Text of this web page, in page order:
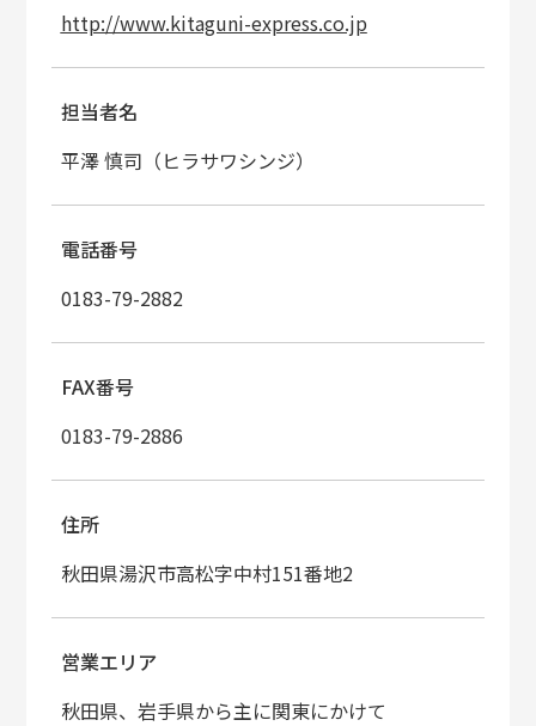
http://www.kitaguni-express.co.jp
担当者名
平澤 慎司（ヒラサワシンジ）
電話番号
0183-79-2882
FAX番号
0183-79-2886
住所
秋田県湯沢市高松字中村151番地2
営業エリア
秋田県、岩手県から主に関東にかけて